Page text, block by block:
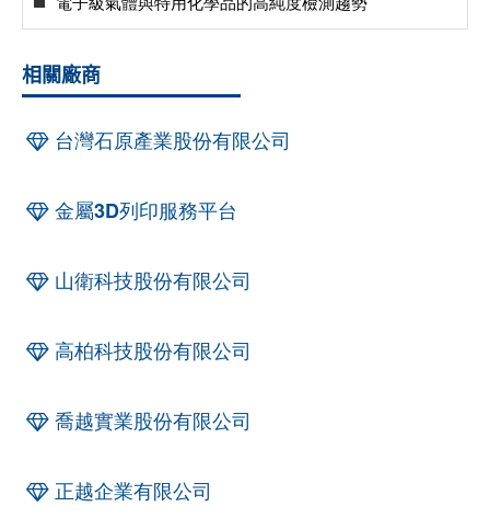
相關廠商
台灣石原產業股份有限公司
金屬3D列印服務平台
山衛科技股份有限公司
高柏科技股份有限公司
喬越實業股份有限公司
正越企業有限公司